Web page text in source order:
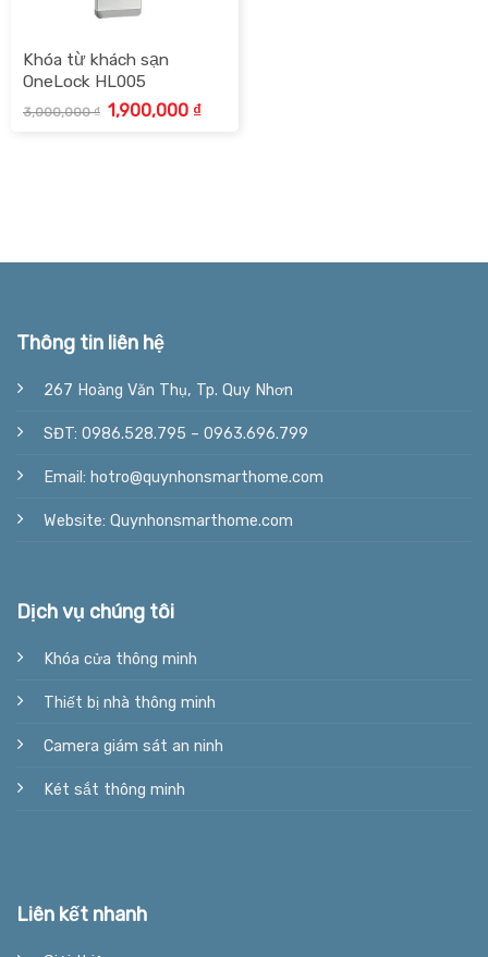
Khóa từ khách sạn
OneLock HL005
3,000,000₫ Giá
gốc
1,900,000 ₫Giá
hiện
Thông tin liên hệ
267 Hoàng Văn Thụ, Tp. Quy Nhơn
SĐT: 0986.528.795 – 0963.696.799
Email: hotro@quynhonsmarthome.com
Website: Quynhonsmarthome.com
Dịch vụ chúng tôi
Khóa cửa thông minh
Thiết bị nhà thông minh
Camera giám sát an ninh
Két sắt thông minh
Liên kết nhanh